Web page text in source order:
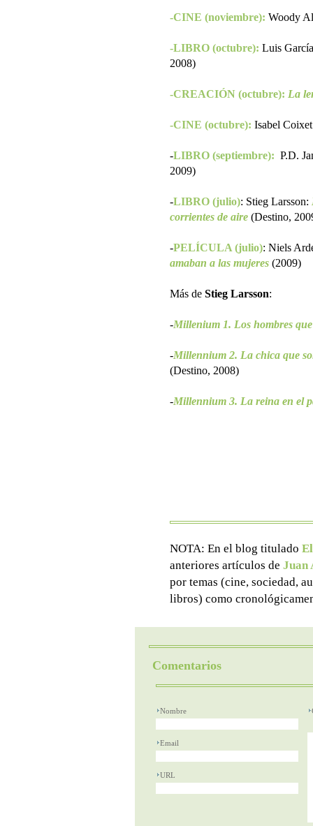
-CINE (noviembre): Woody
-LIBRO (octubre): Luis
2008)
-CREACIÓN (octubre): La
-CINE (octubre): Isabel
-LIBRO (septiembre): P.D.
2009)
-LIBRO (julio): Stieg Larsson:
corrientes de aire (Destino,
-PELÍCULA (julio): Niels
amaban a las mujeres (2009)
Más de Stieg Larsson:
-Millenium 1. Los hombres
-Millennium 2. La chica que
(Destino, 2008)
-Millennium 3. La reina en el
NOTA: En el blog titulado
anteriores artículos de Juan
por temas (cine, sociedad,
libros) como
Comentarios
Nombre
Email
URL